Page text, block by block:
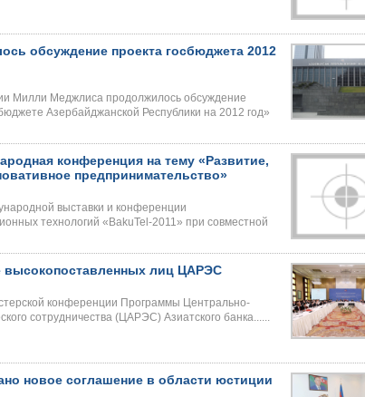
обсуждение проекта госбюджета 2012
Милли Меджлиса продолжилось обсуждение
Азербайджанской Республики на 2012 год»
конференция на тему «Развитие,
предпринимательство»
выставки и конференции
технологий «BakuTel-2011» при совместной
высокопоставленных лиц ЦАРЭС
конференции Программы Центрально-
сотрудничества (ЦАРЭС) Азиатского банка......
новое соглашение в области юстиции